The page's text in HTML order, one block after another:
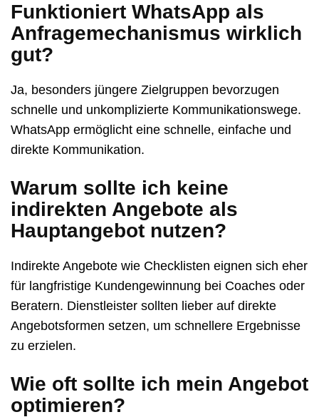
Funktioniert WhatsApp als
Anfragemechanismus wirklich
gut?
Ja, besonders jüngere Zielgruppen bevorzugen
schnelle und unkomplizierte Kommunikationswege.
WhatsApp ermöglicht eine schnelle, einfache und
direkte Kommunikation.
Warum sollte ich keine
indirekten Angebote als
Hauptangebot nutzen?
Indirekte Angebote wie Checklisten eignen sich eher
für langfristige Kundengewinnung bei Coaches oder
Beratern. Dienstleister sollten lieber auf direkte
Angebotsformen setzen, um schnellere Ergebnisse
zu erzielen.
Wie oft sollte ich mein Angebot
optimieren?